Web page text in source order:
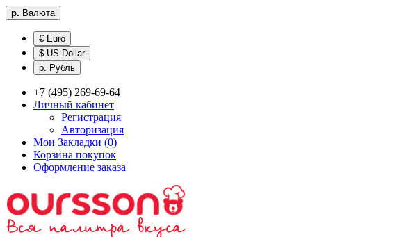
р. Валюта
€ Euro
$ US Dollar
р. Рубль
+7 (495) 269-69-64
Личный кабинет
Регистрация
Авторизация
Мои Закладки (0)
Корзина покупок
Оформление заказа